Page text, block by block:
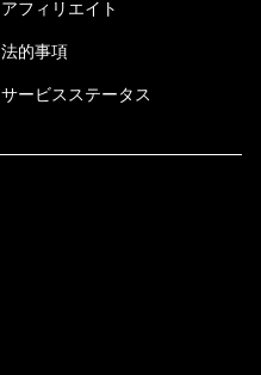
アフィリエイト
法的事項
サービスステータス